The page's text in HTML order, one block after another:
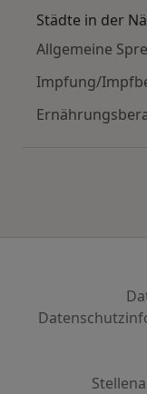
Städte in der
Allgemeine
Impfung/